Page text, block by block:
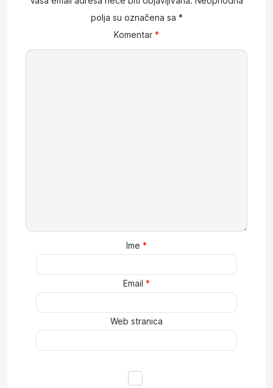
polja su označena sa *
Komentar *
Ime *
Email *
Web stranica